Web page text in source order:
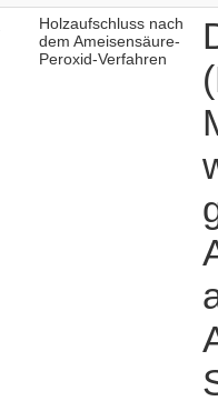
Holzaufschluss nach
dem Ameisensäure-
Peroxid-Verfahren